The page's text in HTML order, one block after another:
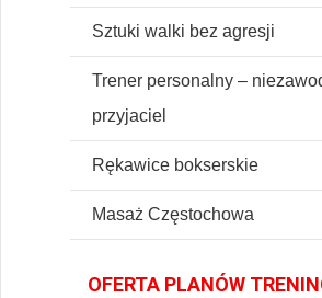
Sztuki walki bez agresji
Trener personalny –
przyjaciel
Rękawice bokserskie
Masaż Częstochowa
OFERTA PLANÓW